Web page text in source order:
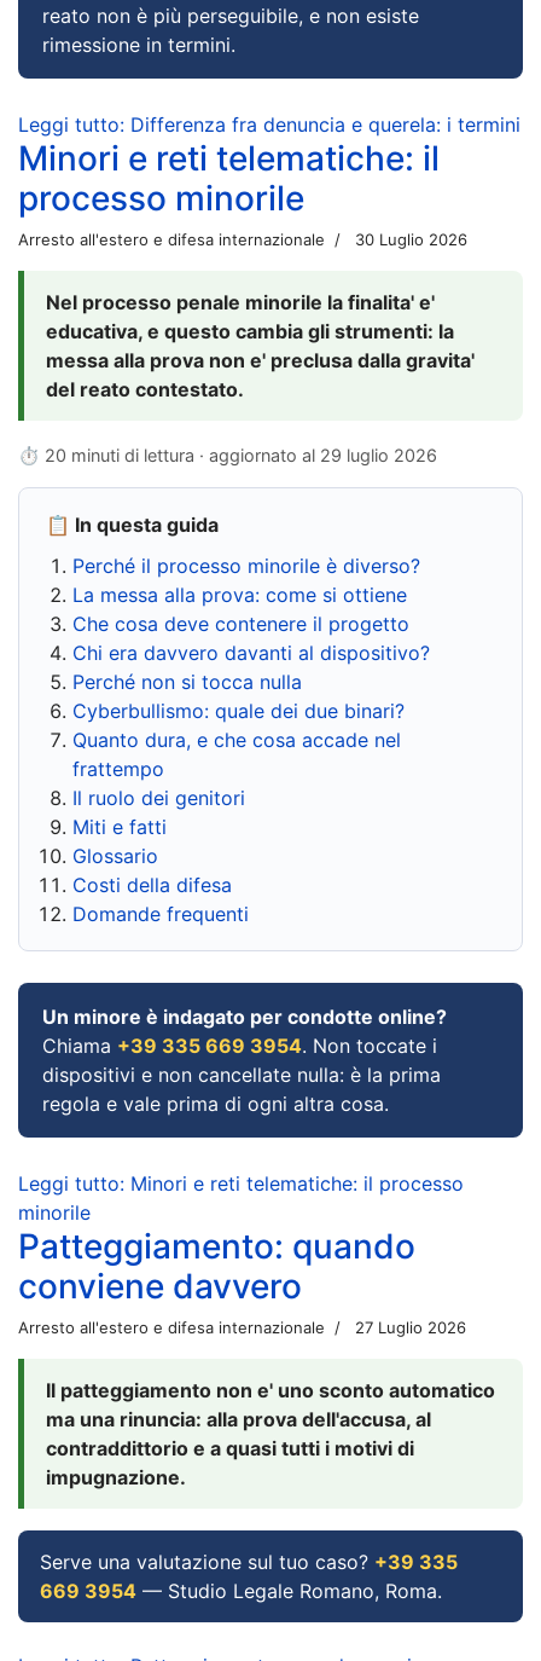
reato non è più perseguibile, e non esiste
rimessione in termini.
Leggi tutto: Differenza fra denuncia e querela: i termini
Minori e reti telematiche: il
processo minorile
Arresto all'estero e difesa internazionale 30 Luglio 2026
Nel processo penale minorile la finalita' e'
educativa, e questo cambia gli strumenti: la
messa alla prova non e' preclusa dalla gravita'
del reato contestato.
⏱ 20 minuti di lettura · aggiornato al 29 luglio 2026
📋 In questa guida
Perché il processo minorile è diverso?
La messa alla prova: come si ottiene
Che cosa deve contenere il progetto
Chi era davvero davanti al dispositivo?
Perché non si tocca nulla
Cyberbullismo: quale dei due binari?
Quanto dura, e che cosa accade nel
frattempo
Il ruolo dei genitori
Miti e fatti
Glossario
Costi della difesa
Domande frequenti
Un minore è indagato per condotte online?
Chiama +39 335 669 3954. Non toccate i
dispositivi e non cancellate nulla: è la prima
regola e vale prima di ogni altra cosa.
Leggi tutto: Minori e reti telematiche: il processo
minorile
Patteggiamento: quando
conviene davvero
Arresto all'estero e difesa internazionale 27 Luglio 2026
Il patteggiamento non e' uno sconto automatico
ma una rinuncia: alla prova dell'accusa, al
contraddittorio e a quasi tutti i motivi di
impugnazione.
Serve una valutazione sul tuo caso? +39 335
669 3954 — Studio Legale Romano, Roma.